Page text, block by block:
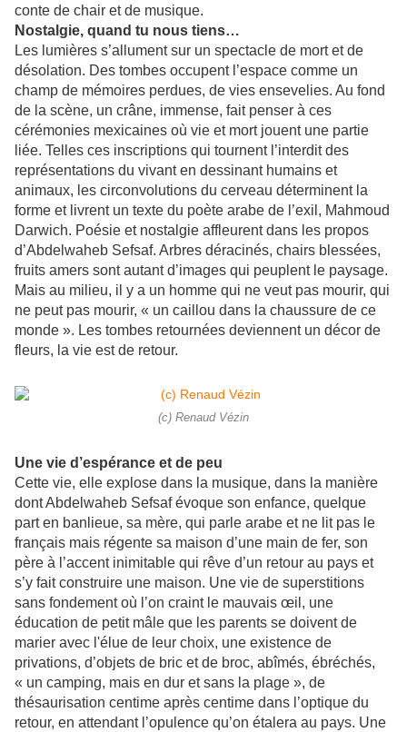
conte de chair et de musique.
Nostalgie, quand tu nous tiens…
Les lumières s’allument sur un spectacle de mort et de
désolation. Des tombes occupent l’espace comme un
champ de mémoires perdues, de vies ensevelies. Au fond
de la scène, un crâne, immense, fait penser à ces
cérémonies mexicaines où vie et mort jouent une partie
liée. Telles ces inscriptions qui tournent l’interdit des
représentations du vivant en dessinant humains et
animaux, les circonvolutions du cerveau déterminent la
forme et livrent un texte du poète arabe de l’exil, Mahmoud
Darwich. Poésie et nostalgie affleurent dans les propos
d’Abdelwaheb Sefsaf. Arbres déracinés, chairs blessées,
fruits amers sont autant d’images qui peuplent le paysage.
Mais au milieu, il y a un homme qui ne veut pas mourir, qui
ne peut pas mourir, « un caillou dans la chaussure de ce
monde ». Les tombes retournées deviennent un décor de
fleurs, la vie est de retour.
(c) Renaud Vézin
Une vie d’espérance et de peu
Cette vie, elle explose dans la musique, dans la manière
dont Abdelwaheb Sefsaf évoque son enfance, quelque
part en banlieue, sa mère, qui parle arabe et ne lit pas le
français mais régente sa maison d’une main de fer, son
père à l’accent inimitable qui rêve d’un retour au pays et
s’y fait construire une maison. Une vie de superstitions
sans fondement où l’on craint le mauvais œil, une
éducation de petit mâle que les parents se doivent de
marier avec l'élue de leur choix, une existence de
privations, d’objets de bric et de broc, abîmés, ébréchés,
« un camping, mais en dur et sans la plage », de
thésaurisation centime après centime dans l’optique du
retour, en attendant l’opulence qu’on étalera au pays. Une